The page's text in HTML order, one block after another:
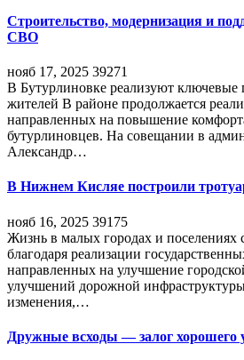
Строительство, модернизация и
СВО
нояб 17, 2025 39271
В Бутурлиновке реализуют ключевые
жителей В районе продолжается
направленных на повышение
бутурлиновцев. На совещании в
Александр…
В Нижнем Кисляе построили
нояб 16, 2025 39175
Жизнь в малых городах и поселениях
благодаря реализации
направленных на улучшение
улучшений дорожной
изменения,…
Дружные всходы — залог хорошего